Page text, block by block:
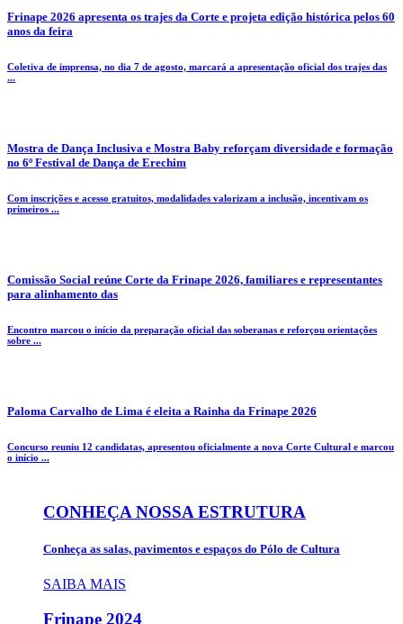
Frinape 2026 apresenta os trajes da Corte e projeta edição histórica pelos 60
anos da feira
Coletiva de imprensa, no dia 7 de agosto, marcará a apresentação oficial dos trajes das
...
Mostra de Dança Inclusiva e Mostra Baby reforçam diversidade e formação
no 6º Festival de Dança de Erechim
Com inscrições e acesso gratuitos, modalidades valorizam a inclusão, incentivam os
primeiros ...
Comissão Social reúne Corte da Frinape 2026, familiares e representantes
para alinhamento das
Encontro marcou o início da preparação oficial das soberanas e reforçou orientações
sobre ...
Paloma Carvalho de Lima é eleita a Rainha da Frinape 2026
Concurso reuniu 12 candidatas, apresentou oficialmente a nova Corte Cultural e marcou
o início ...
CONHEÇA NOSSA ESTRUTURA
Conheça as salas, pavimentos e espaços do Pólo de Cultura
SAIBA MAIS
Frinape 2024